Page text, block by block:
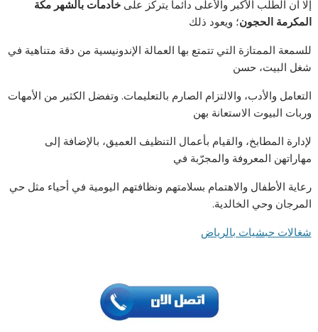
إلا أن الطلب الأكبر والأعلى دائماً يتركز علىخادمات بالشهر مكة
المكرمة الحجون؛ ويعود ذلك
للسمعة الممتازة التي تتمتع بها العمالة الإندونيسية من دقة متناهية في
شغل البيت، حسن
التعامل والأدب، والالتزام الصارم بالتعليمات. وتفضل الكثير من الأمهات
وربات البيوت الاستعانة بهن
لإدارة المطابخ، والقيام بأعمال التنظيف العميق، بالإضافة إلى
مهاراتهن المعروفة والمجرّبة في
رعاية الأطفال والاهتمام بسلامتهم ونظافتهم اليومية في أحياء مثل حي
المرجان وحي الخالدية.
شغالات حبشيات بالرياض